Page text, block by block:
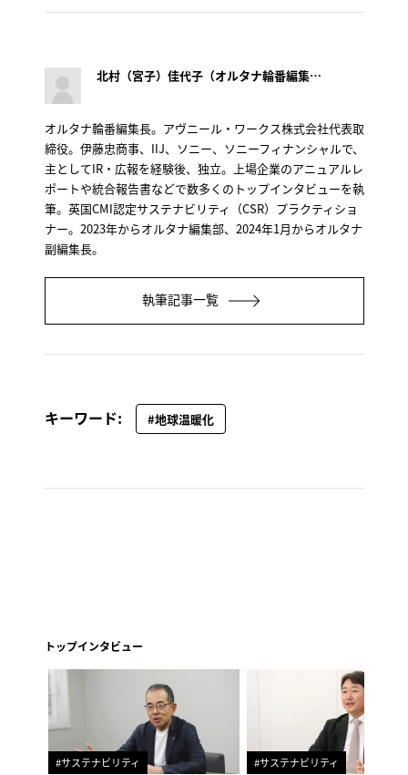
北村（宮子）佳代子（オルタナ輪番編集長）
オルタナ輪番編集長。アヴニール・ワークス株式会社代表取
締役。伊藤忠商事、IIJ、ソニー、ソニーフィナンシャルで、
主としてIR・広報を経験後、独立。上場企業のアニュアルレ
ポートや統合報告書などで数多くのトップインタビューを執
筆。英国CMI認定サステナビリティ（CSR）プラクティショ
ナー。2023年からオルタナ編集部、2024年1月からオルタナ
副編集長。
執筆記事一覧
キーワード: #地球温暖化
トップインタビュー
#サステナビリティ #サステナビリティ